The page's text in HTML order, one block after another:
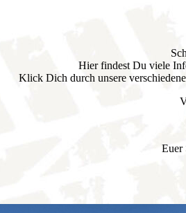
Hier findest Du viele
Klick Dich durch unsere
Euer